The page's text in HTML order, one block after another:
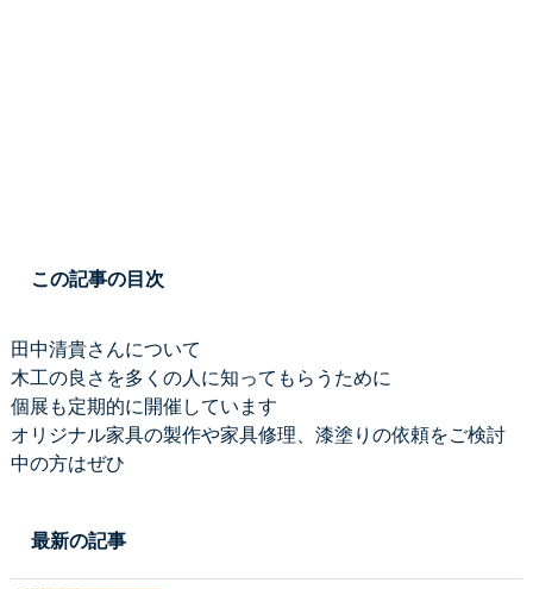
この記事の目次
田中清貴さんについて
木工の良さを多くの人に知ってもらうために
個展も定期的に開催しています
オリジナル家具の製作や家具修理、漆塗りの依頼をご検討
中の方はぜひ
最新の記事